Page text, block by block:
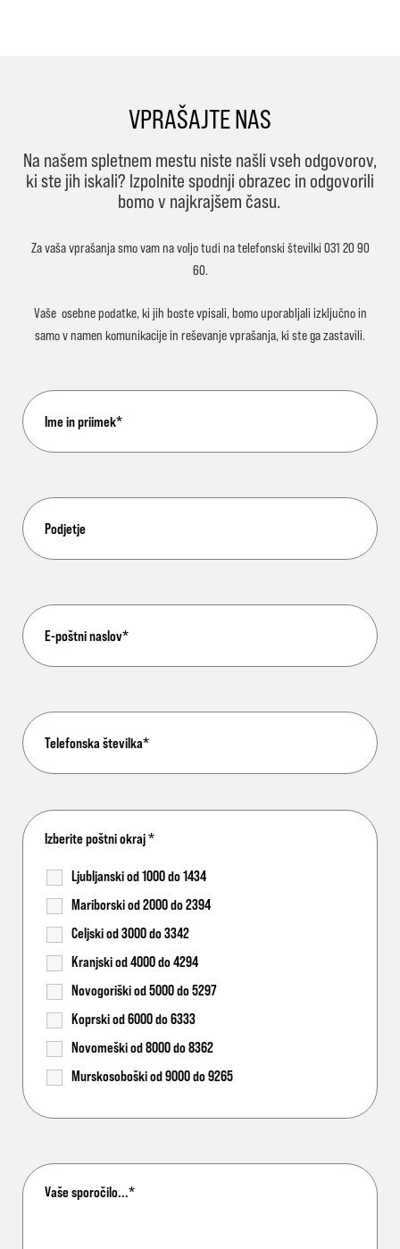
VPRAŠAJTE NAS
Na našem spletnem mestu niste našli vseh odgovorov,
ki ste jih iskali? Izpolnite spodnji obrazec in odgovorili
bomo v najkrajšem času.
Za vaša vprašanja smo vam na voljo tudi na telefonski številki 031 20 90
60.
Vaše osebne podatke, ki jih boste vpisali, bomo uporabljali izključno in
samov namen komunikacije in reševanje vprašanja, ki ste ga zastavili.
Izberite poštni okraj*
Ljubljanski od 1000 do 1434
Mariborski od 2000 do 2394
Celjski od 3000 do 3342
Kranjski od 4000 do 4294
Novogoriški od 5000 do 5297
Koprski od 6000 do 6333
Novomeški od 8000 do 8362
Murskosoboški od 9000 do 9265